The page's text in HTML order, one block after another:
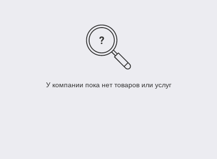
У компании пока нет товаров или услуг